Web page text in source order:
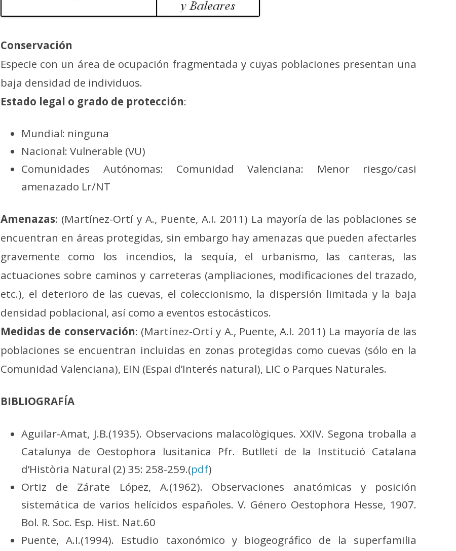
Conservación
Especie con un área de ocupación fragmentada y cuyas poblaciones presentan una
baja densidad de individuos.
Estado legal o grado de protección:
Mundial: ninguna
Nacional: Vulnerable (VU)
Comunidades Autónomas: Comunidad Valenciana: Menor riesgo/casi
amenazado Lr/NT
Amenazas: (Martínez-Ortí y A., Puente, A.I. 2011) La mayoría de las poblaciones se
encuentran en áreas protegidas, sin embargo hay amenazas que pueden afectarles
gravemente como los incendios, la sequía, el urbanismo, las canteras, las
actuaciones sobre caminos y carreteras (ampliaciones, modificaciones del trazado,
etc.), el deterioro de las cuevas, el coleccionismo, la dispersión limitada y la baja
densidad poblacional, así como a eventos estocásticos.
Medidas de conservación: (Martínez-Ortí y A., Puente, A.I. 2011) La mayoría de las
poblaciones se encuentran incluidas en zonas protegidas como cuevas (sólo en la
Comunidad Valenciana), EIN (Espai d’Interés natural), LIC o Parques Naturales.
BIBLIOGRAFÍA
Aguilar-Amat, J.B.(1935). Observacions malacològiques. XXIV. Segona troballa a
Catalunya de Oestophora lusitanica Pfr. Butlletí de la Institució Catalana
d’Història Natural (2) 35: 258-259.(pdf)
Ortiz de Zárate López, A.(1962). Observaciones anatómicas y posición
sistemática de varios helícidos españoles. V. Género Oestophora Hesse, 1907.
Bol. R. Soc. Esp. Hist. Nat.60
Puente, A.I.(1994). Estudio taxonómico y biogeográfico de la superfamilia